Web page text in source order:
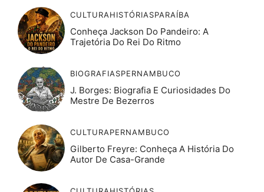
CULTURAHISTÓRIASPARAÍBA
Conheça Jackson Do Pandeiro: A
Trajetória Do Rei Do Ritmo
BIOGRAFIASPERNAMBUCO
J. Borges: Biografia E Curiosidades Do
Mestre De Bezerros
CULTURAPERNAMBUCO
Gilberto Freyre: Conheça A História Do
Autor De Casa-Grande